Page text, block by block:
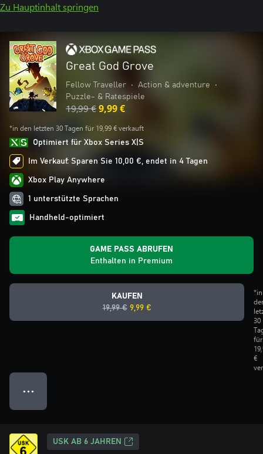
Zu Hauptinhalt springen
Great God Grove
Fellow Traveller • Action & adventure
•
Puzzle- & Ratespiele
19,99 €9,99 €
*in den letzten 30 Tagen für 19,99 € verkauft
Optimiert für Xbox Series X|S
Im Verkauf: Sparen Sie 10,00 €, endet in 4 Tagen
Xbox Play Anywhere
1 unterstützte Sprachen
Handheld-optimiert
GAME PASS ABRUFEN
Enthalten in Premium
KAUFEN
19,99 € 9,99 €
*in
30
für
€
● ● ●
USK AB 6 JAHREN